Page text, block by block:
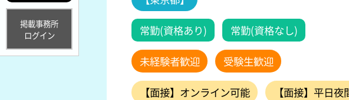
常勤(資格あり) 常勤(資格なし)
未経験者歓迎 受験生歓迎
【面接】オンライン可能 【面接】平日夜
掲載事務所
ログイン